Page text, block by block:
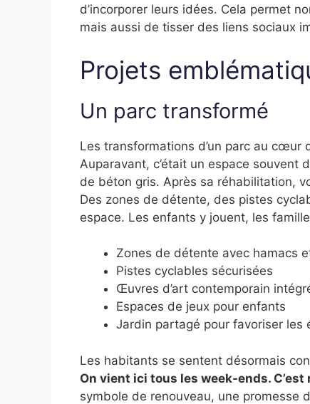
d’incorporer leurs idées. Cela permet
mais aussi de tisser des liens sociaux
Projets
Un parc transformé
Les transformations d’un parc au cœur
Auparavant, c’était un espace
de béton gris. Après sa réhabilitation,
Des zones de détente, des pistes
espace. Les enfants y jouent, les
Zones de détente avec hamacs
Pistes cyclables sécurisées
Œuvres d’art contemporain
Espaces de jeux pour enfants
Jardin partagé pour favoriser les
Les habitants se sentent désormais
On vient ici tous les week-ends.
symbole de renouveau, une promesse